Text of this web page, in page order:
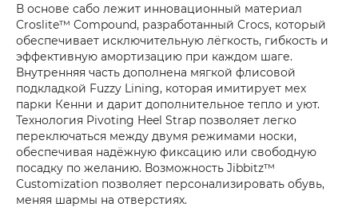
В основе сабо лежит инновационный материал
Croslite™ Compound, разработанный Crocs, который
обеспечивает исключительную лёгкость, гибкость и
эффективную амортизацию при каждом шаге.
Внутренняя часть дополнена мягкой флисовой
подкладкой Fuzzy Lining, которая имитирует мех
парки Кенни и дарит дополнительное тепло и уют.
Технология Pivoting Heel Strap позволяет легко
переключаться между двумя режимами носки,
обеспечивая надёжную фиксацию или свободную
посадку по желанию. Возможность Jibbitz™
Customization позволяет персонализировать обувь,
меняя шармы на отверстиях.